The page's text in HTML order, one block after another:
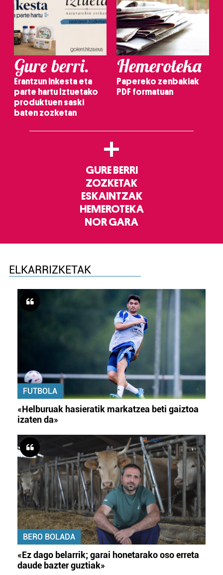
Gure berri.
Erantzun inkesta eta
parte hartu Iztuetako
produktuen saski
baten zozketan
Hemeroteka
Papereko zenbakiak
PDF formatuan
+
GURE BERRI
ZOZKETAK
ESKAINTZAK
HEMEROTEKA
NOR GARA
ELKARRIZKETAK
FUTBOLA
«Helburuak hasieratik markatzea beti gaiztoa
izaten da»
BERO BOLADA
«Ez dago belarrik; garai honetarako oso erreta
daude bazter guztiak»